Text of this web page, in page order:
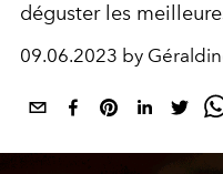
déguster les
09.06.2023 by